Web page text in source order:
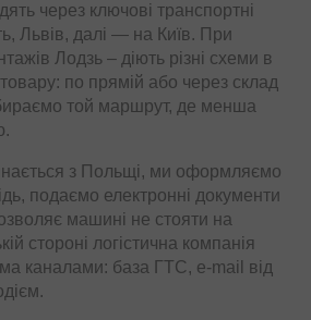
через ключові транспортні
Львів, далі — на Київ. При
Лодзь – діють різні схеми в
по прямій або через склад
той маршрут, де менша
з Польщі, ми оформляємо
подаємо електронні документи
машині не стояти на
стороні логістична компанія
каналами: база ГТС, e-mail від